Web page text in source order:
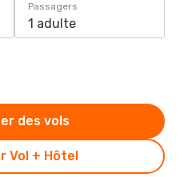
Passagers
1 adulte
Vol + Hôtel
des vols